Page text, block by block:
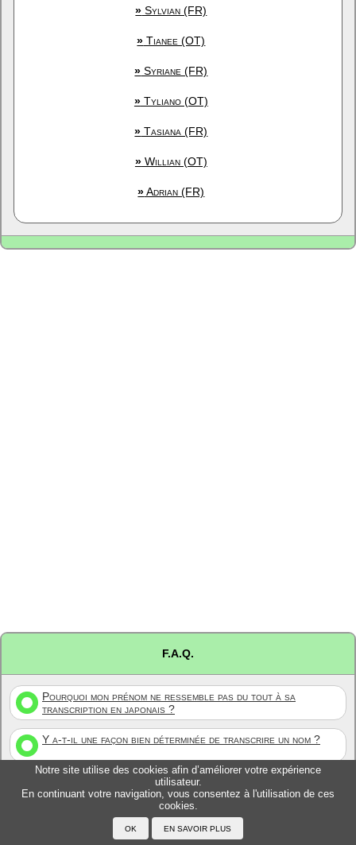
» Sylvian (FR)
» Tianee (OT)
» Syriane (FR)
»Tyliano (OT)
» Tasiana (FR)
»Willian (OT)
»Adrian (FR)
F.A.Q.
Pourquoi mon prénom ne ressemble pas du tout à sa
transcription en japonais ?
Y a-t-il une façon bien déterminée de transcrire un nom ?
Pourquoi mes amis/collègues Japonais ne transcrivent pas
mon prénom de la même façon que dans ce site ?
Pourquoi d'autres sites Internet ne transcrivent pas mon
prénom de la même façon que dans ce site ?
Notre site utilise des cookies afin d’améliorer votre expérience
utilisateur.
En continuant votre navigation, vous consentez à l'utilisation de ces
cookies.